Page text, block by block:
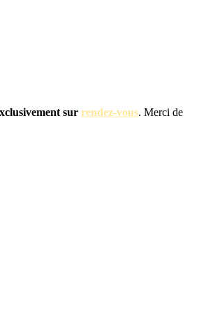
sur rendez-vous. Merci de